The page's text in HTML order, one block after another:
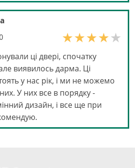
ці двері, спочатку
виявилось дарма. Ці
у нас рік, і ми не можемо
У них все в порядку -
дизайн, і все ще при